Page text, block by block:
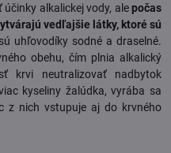
alkalickej vody, alepočas
vedľajšie látky, ktoré sú
uhľovodíky sodné a draselné.
obehu, čím plnia alkalický
krvi neutralizovať nadbytok
kyseliny žalúdka, vyrába sa
z nich vstupuje aj do krvného